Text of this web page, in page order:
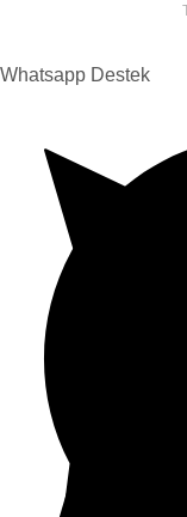
Whatsapp Destek